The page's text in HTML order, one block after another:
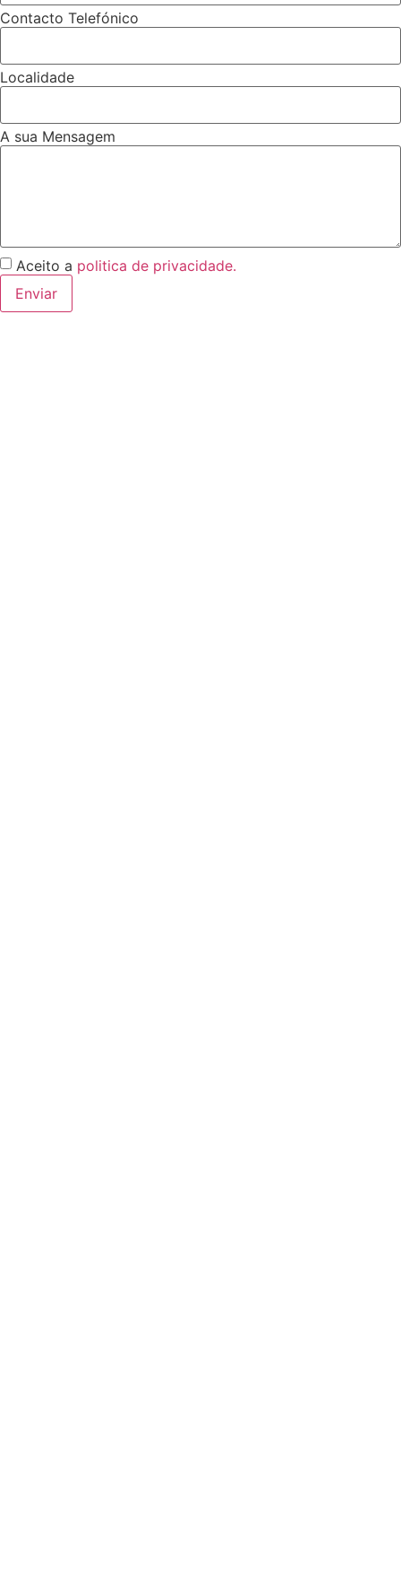
Contacto Telefónico
Localidade
A sua Mensagem
Aceito a politica de privacidade.
Enviar